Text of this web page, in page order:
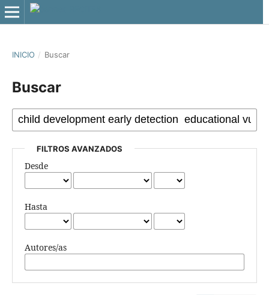
INICIO / Buscar
Buscar
FILTROS AVANZADOS
Desde
Hasta
Autores/as